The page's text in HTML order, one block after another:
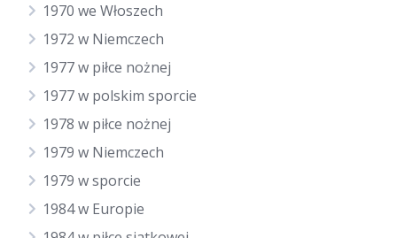
1970 we Włoszech
1972 w Niemczech
1977 w piłce nożnej
1977 w polskim sporcie
1978 w piłce nożnej
1979 w Niemczech
1979 w sporcie
1984 w Europie